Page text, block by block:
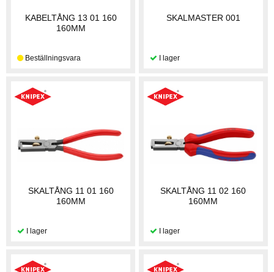
KABELTÅNG 13 01 160
160MM
SKALMASTER 001
SKALTÅNG 11 01 160
160MM
SKALTÅNG 11 02 160
160MM